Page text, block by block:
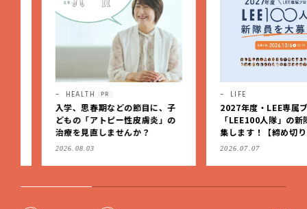
HEALTH PR
入学、思春期などの節目に、子
どもの「アトピー性皮膚炎」の
治療を見直しませんか？
2026.08.03
LIFE
2027年度・LEE専属ブロガ
「LEE100人隊」の新隊員
集します！【締め切り：
（火）】
2026.07.07